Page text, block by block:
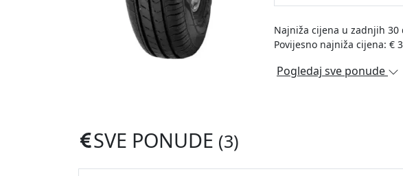
Najniža cijena u zadnjih 30
Povijesno najniža cijena: €
Pogledaj sve ponude
SVE PONUDE (3)